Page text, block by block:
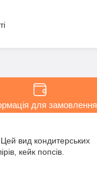
для замовлення
вид кондитерських
кейк попсів.